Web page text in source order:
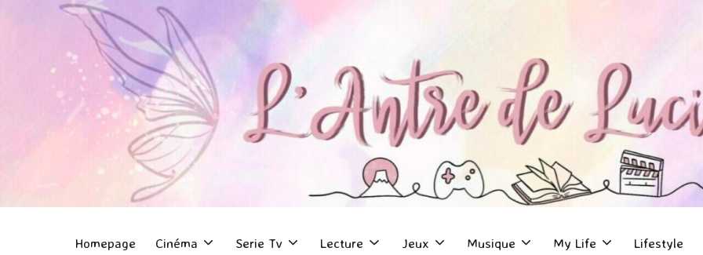
Homepage Cinéma Serie Tv Lecture Jeux Musique My Life Lifestyle